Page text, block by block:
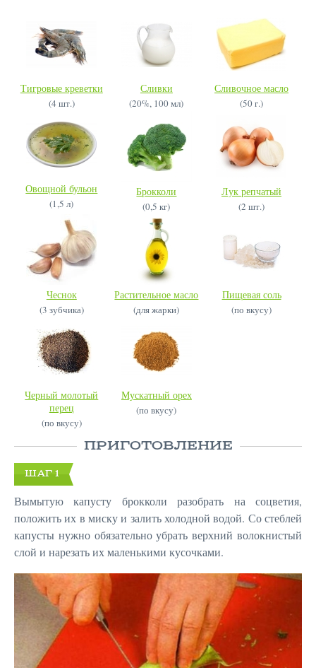
Тигровые креветки
(4 шт.)
Сливки
(20%, 100 мл)
Сливочное масло
(50 г.)
Овощной бульон
(1,5 л)
Брокколи
(0,5 кг)
Лук репчатый
(2 шт.)
Чеснок
(3 зубчика)
Растительное масло
(для жарки)
Пищевая соль
(по вкусу)
Черный молотый
перец
(по вкусу)
Мускатный орех
(по вкусу)
ПРИГОТОВЛЕНИЕ
ШАГ 1
Вымытую капусту брокколи разобрать на соцветия,
положить их в миску и залить холодной водой. Со стеблей
капусты нужно обязательно убрать верхний волокнистый
слой и нарезать их маленькими кусочками.